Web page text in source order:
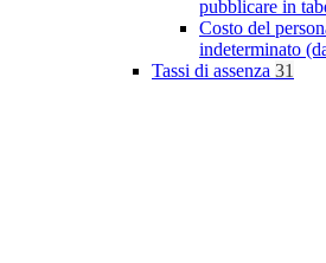
pubblicare in
Costo del
indeterminato
Tassi di assenza 31